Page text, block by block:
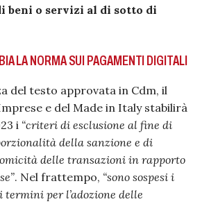
beni o servizi al di sotto di
LA NORMA SUI PAGAMENTI DIGITALI
del testo approvata in Cdm, il
e del Made in Italy stabilirà
i “criteri di esclusione al fine di
della sanzione e di
delle transazioni in rapporto
. Nel frattempo, “sono sospesi i
per l’adozione delle